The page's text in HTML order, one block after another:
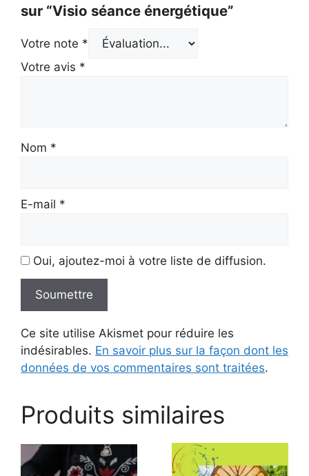
sur “Visio séance énergétique”
Votre note *
Votre avis *
Nom *
E-mail *
Oui, ajoutez-moi à votre liste de diffusion.
Ce site utilise Akismet pour réduire les
indésirables. En savoir plus sur la façon dont les
données de vos commentaires sont traitées.
Produits similaires